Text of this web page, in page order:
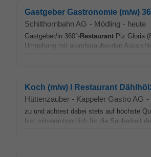
Gastgeber Gastronomie (m/w)
Schilthornbahn AG - Mödling - heute
Gastgeber/in 360°- Restaurant Piz Gloria
Umgebung mit atemberaubenden
Koch (m/w) I Restaurant
Hüttenzauber - Kappeler Gastro AG -
zu und achtest dabei stets auf höchste
bist mitverantwortlich für die Sauberkeit